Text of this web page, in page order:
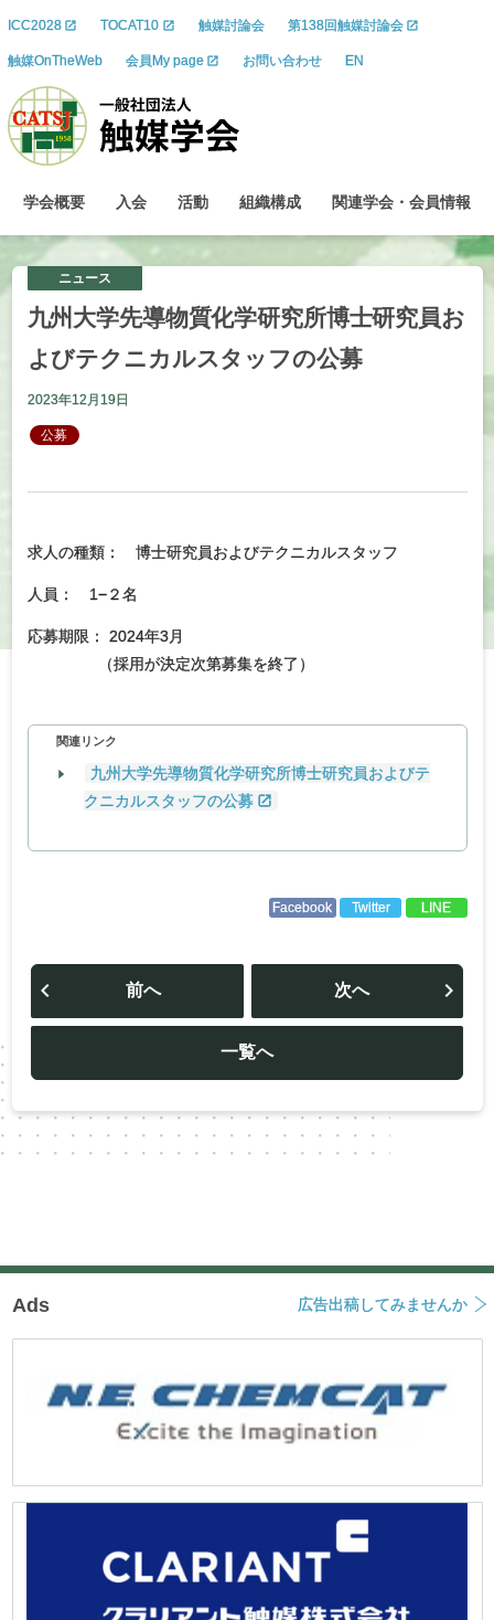
ICC2028 TOCAT10 触媒討論会 第138回触媒討論会
触媒OnTheWeb 会員My page お問い合わせ EN
学会概要 入会 活動 組織構成 関連学会 ・ 会員情報
ニュース
九州大学先導物質化学研究所博士研究員お
よびテクニカルスタッフの公募
2023年12月19日
公募
求人の種類： 博士研究員およびテクニカルスタッフ
人員： 1−２名
応募期限： 2024年3月
（採用が決定次第募集を終了）
関連リンク
九州大学先導物質化学研究所博士研究員およびテ
クニカルスタッフの公募
Facebook Twitter LINE
投
ビ
ゲ
ー
シ
ョ
前へ
一覧へ
次へ
Ads 広告出稿してみませんか